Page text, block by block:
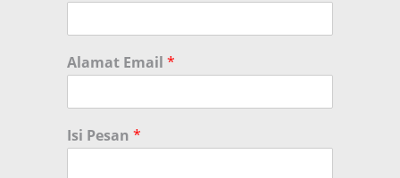
Alamat Email *
Isi Pesan *